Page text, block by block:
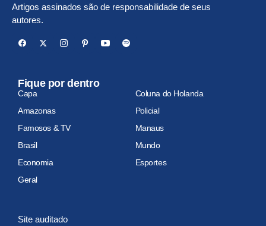
Artigos assinados são de responsabilidade de seus
autores.
Fique por dentro
Capa
Coluna do Holanda
Amazonas
Policial
Famosos & TV
Manaus
Brasil
Mundo
Economia
Esportes
Geral
Site auditado